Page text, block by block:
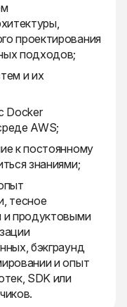
проектирования
подходов;
и их
Docker
AWS;
к постоянному
знаниями;
тесное
и продуктовыми
бэкграунд
и опыт
SDK или